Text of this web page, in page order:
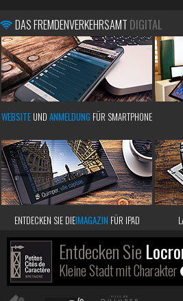
DAS FREMDENVERKEHRSAMT DIGITAL
WEBSITE UND ANMELDUNG FÜR SMARTPHONE
ENTDECKEN SIE DIEIMAGAZIN FÜR IPAD
Entdecken Sie
Kleine Stadt mit Charakter